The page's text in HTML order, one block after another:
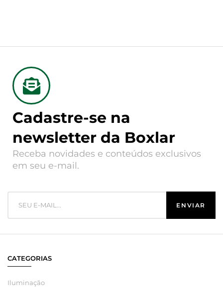
Cadastre-se na
newsletter da Boxlar
Receba novidades e conteúdos exclusivos
em seu e-mail.
CATEGORIAS
Iluminação